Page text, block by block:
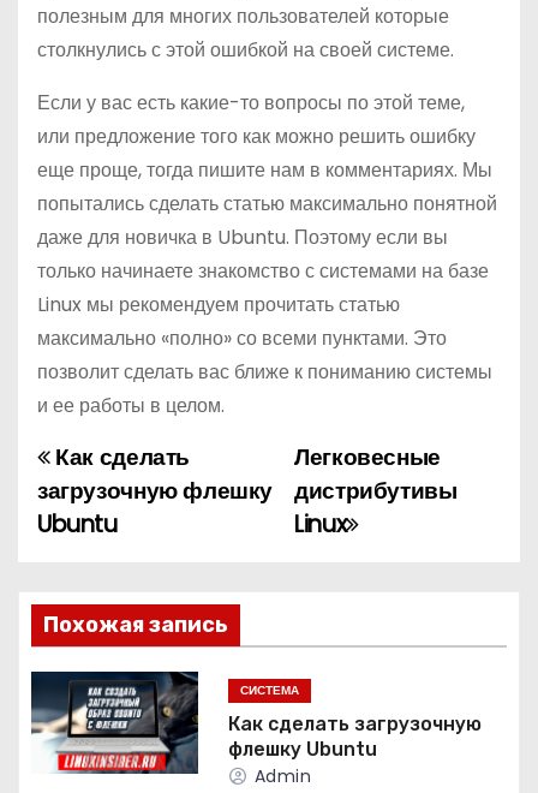
полезным для многих пользователей которые
столкнулись с этой ошибкой на своей системе.
Если у вас есть какие-то вопросы по этой теме,
или предложение того как можно решить ошибку
еще проще, тогда пишите нам в комментариях. Мы
попытались сделать статью максимально понятной
даже для новичка в Ubuntu. Поэтому если вы
только начинаете знакомство с системами на базе
Linux мы рекомендуем прочитать статью
максимально «полно» со всеми пунктами. Это
позволит сделать вас ближе к пониманию системы
и ее работы в целом.
Н
а
и
г
а
ц
Легковесные
дистрибутивы
Linux
Как сделать
загрузочную флешку
Ubuntu
Похожая запись
СИСТЕМА
Как сделать загрузочную
флешку Ubuntu
Admin